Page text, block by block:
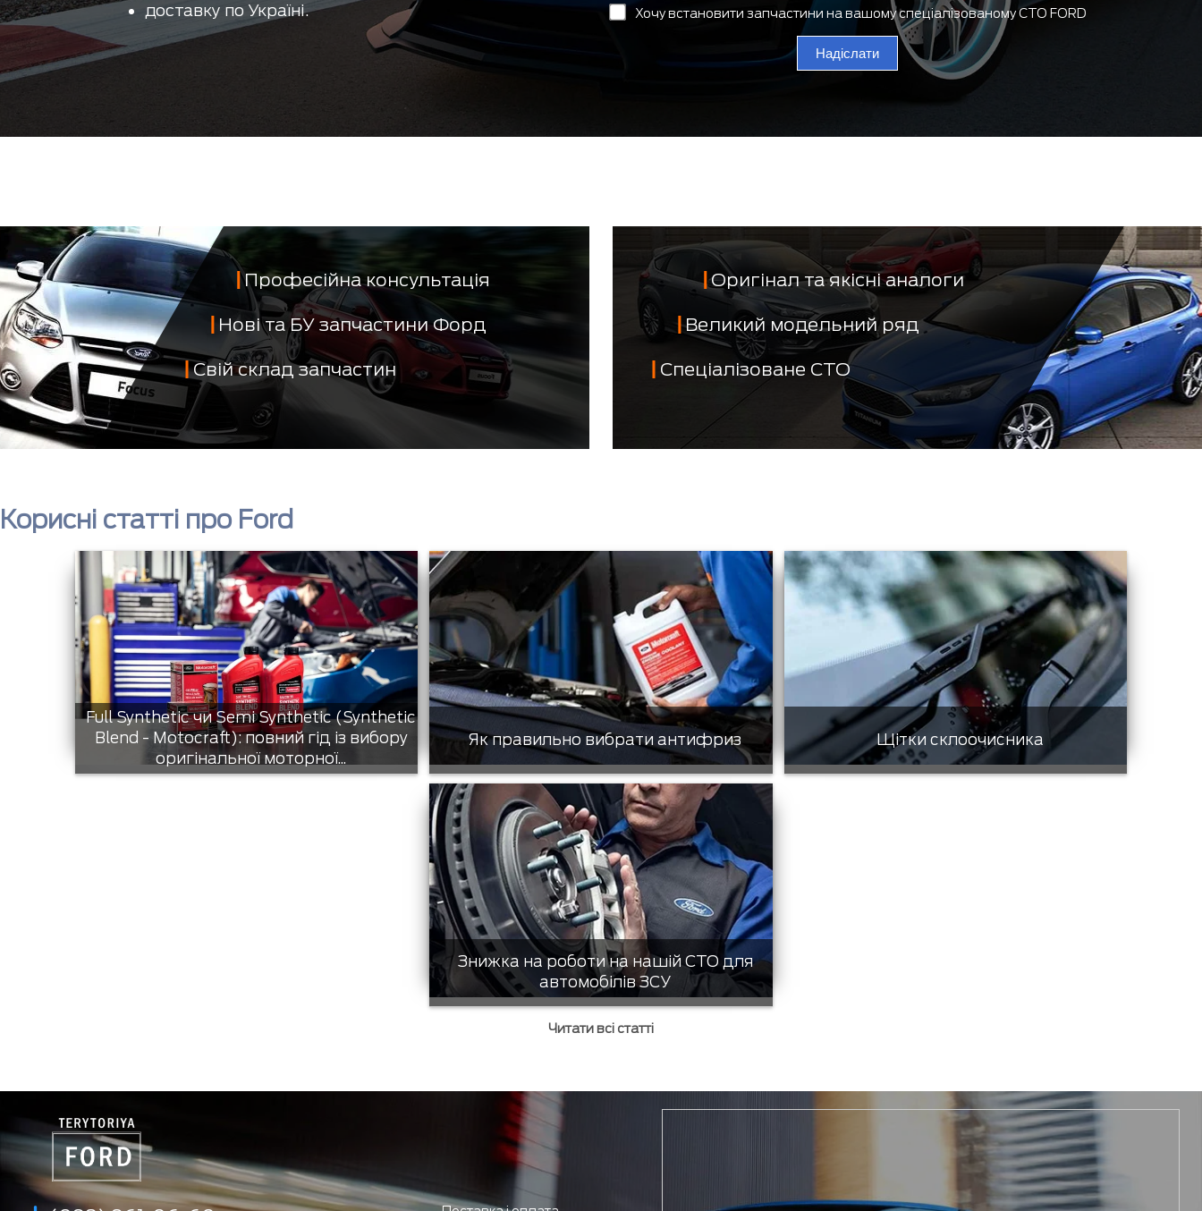
доставку по Україні.
Хочу встановити запчастини на вашому спеціалізованому СТО FORD
Надіслати
Професійна консультація
Нові та БУ запчастини Форд
Свій склад запчастин
Оригінал та якісні аналоги
Великий модельний ряд
Спеціалізоване СТО
Корисні статті про Ford
Full Synthetic чи Semi Synthetic (Synthetic
Blend - Motocraft): повний гід із вибору
оригінальної моторної...
Як правильно вибрати антифриз Щітки склоочисника
Знижка на роботи на нашій СТО для
автомобілів ЗСУ
Читати всі статті